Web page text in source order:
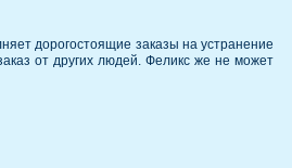
дорогостоящие заказы на устранение
от других людей. Феликс же не может